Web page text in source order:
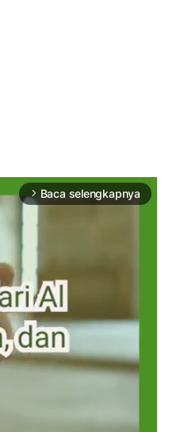
arrow_forward_ios Baca selengkapnya